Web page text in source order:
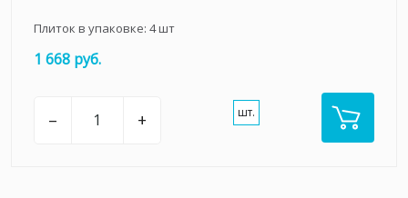
Плиток в упаковке: 4шт
1 668 руб.
– + шт.